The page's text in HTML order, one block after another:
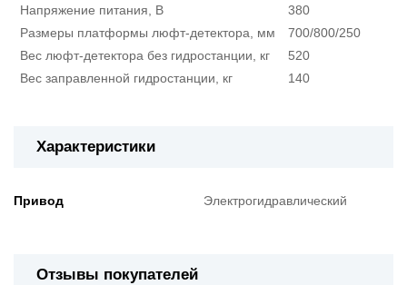
Напряжение питания, В
380
Размеры платформы люфт-детектора, мм
700/800/250
Вес люфт-детектора без гидростанции, кг
520
Вес заправленной гидростанции, кг
140
Характеристики
Привод Электрогидравлический
Отзывы покупателей